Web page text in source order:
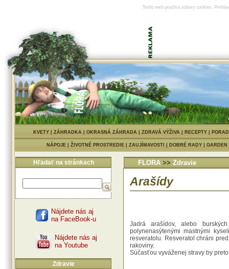
Tento web používa súbory cookies.
KVETY| ZÁHRADKA| OKRASNÁ ZÁHRADA| ZDRAVÁ VÝŽIVA| RECEPTY|
NÁPOJE ŽIVOTNÉ PROSTREDIE ZAUJÍMAVOSTI DOBRÉ RADY
Hľadať na stránkach
Nájdete nás aj
na FaceBook-u
Nájdete nás aj
na Youtube
Zdravie
FLORA >> Zdravie
Arašídy
Jadrá arašídov, alebo
polynenasýtenými mastnými
resveratolu. Resveratol chráni
rakoviny.
Súčasťou vyváženej stravy by